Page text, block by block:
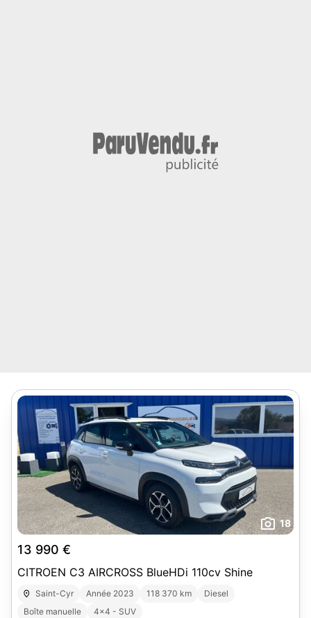
18
13 990 €
CITROEN C3 AIRCROSS BlueHDi 110cv Shine
Saint-Cyr Année 2023 118 370 km
Diesel
Boîte manuelle
4x4 - SUV